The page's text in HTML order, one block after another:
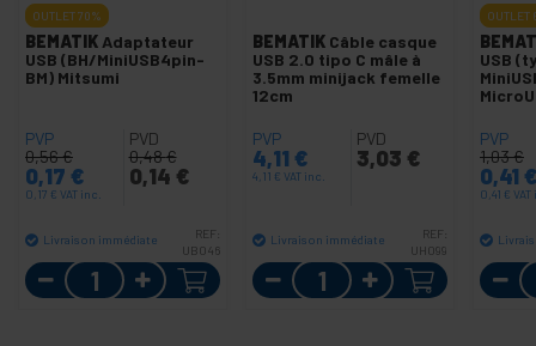
OUTLET70%
BEMATIK Adaptateur
USB (BH/MiniUSB4pin-
BM) Mitsumi
PVP
0,56€
0,17 €
0,17 € VAT inc.
PVD
0,48€
0,14 €
Livraison immédiate
REF:
UB046
Quantité
BEMATIK Câble casque
USB 2.0 tipo C mâle à
3.5mm minijack femelle
12cm
PVP
4,11 €
4,11 € VAT inc.
PVD
3,03 €
Livraison immédiate
REF:
UH099
Quantité
OUTLET
USB
PVP
1,03€
0,41 €
0,41 €